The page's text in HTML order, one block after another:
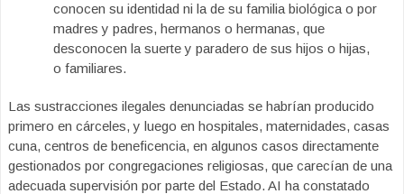
conocen su identidad ni la de su familia biológica o por
madres y padres, hermanos o hermanas, que
desconocen la suerte y paradero de sus hijos o hijas,
o familiares.
Las sustracciones ilegales denunciadas se habrían producido
primero en cárceles, y luego en hospitales, maternidades, casas
cuna, centros de beneficencia, en algunos casos directamente
gestionados por congregaciones religiosas, que carecían de una
adecuada supervisión por parte del Estado. AI ha constatado